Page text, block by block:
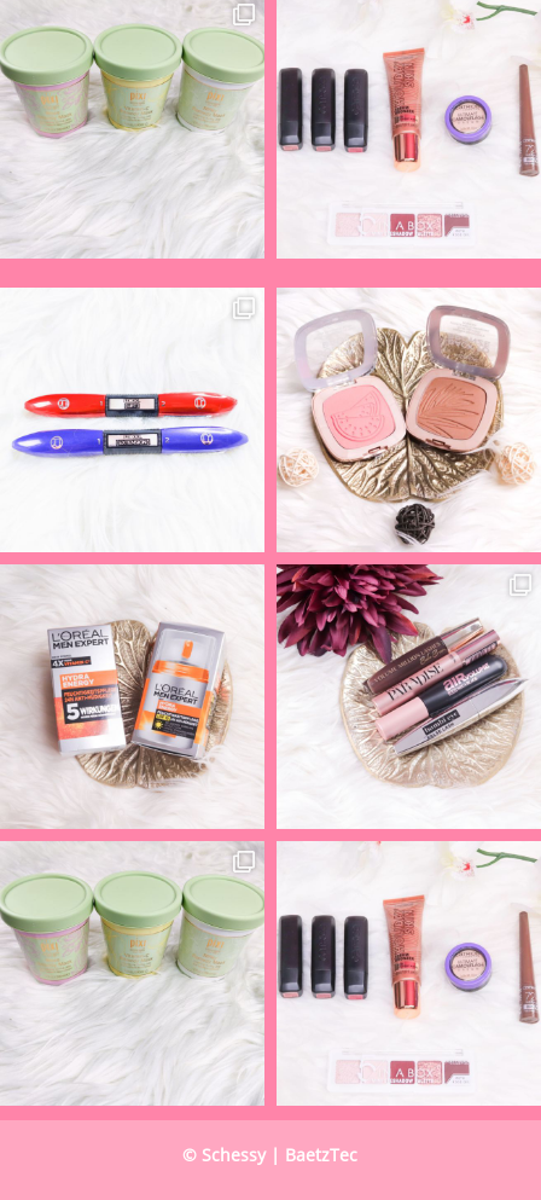
© Schessy | BaetzTec